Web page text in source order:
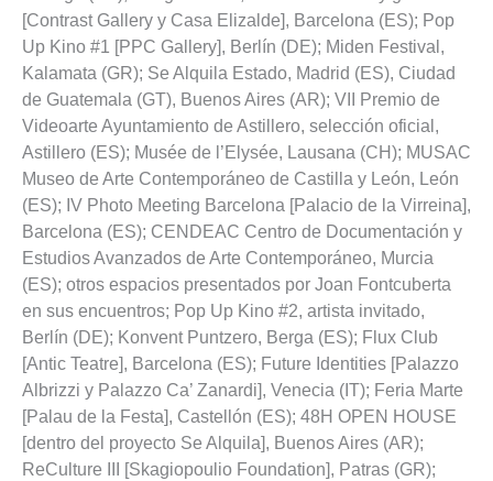
[Contrast Gallery y Casa Elizalde], Barcelona (ES); Pop
Up Kino #1 [PPC Gallery], Berlín (DE); Miden Festival,
Kalamata (GR); Se Alquila Estado, Madrid (ES), Ciudad
de Guatemala (GT), Buenos Aires (AR); VII Premio de
Videoarte Ayuntamiento de Astillero, selección oficial,
Astillero (ES); Musée de l’Elysée, Lausana (CH); MUSAC
Museo de Arte Contemporáneo de Castilla y León, León
(ES); IV Photo Meeting Barcelona [Palacio de la Virreina],
Barcelona (ES); CENDEAC Centro de Documentación y
Estudios Avanzados de Arte Contemporáneo, Murcia
(ES); otros espacios presentados por Joan Fontcuberta
en sus encuentros; Pop Up Kino #2, artista invitado,
Berlín (DE); Konvent Puntzero, Berga (ES); Flux Club
[Antic Teatre], Barcelona (ES); Future Identities [Palazzo
Albrizzi y Palazzo Ca’ Zanardi], Venecia (IT); Feria Marte
[Palau de la Festa], Castellón (ES); 48H OPEN HOUSE
[dentro del proyecto Se Alquila], Buenos Aires (AR);
ReCulture III [Skagiopoulio Foundation], Patras (GR);